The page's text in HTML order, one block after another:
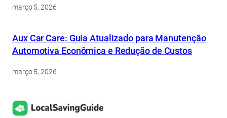
março 5, 2026
Aux Car Care: Guia Atualizado para Manutenção
Automotiva Econômica e Redução de Custos
março 5, 2026